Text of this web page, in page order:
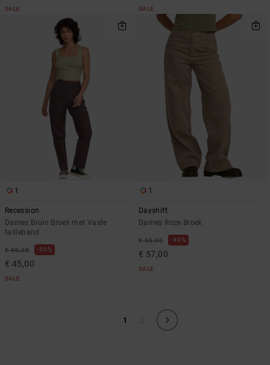
SALE SALE
1
Recession
Dames Bruin Broek met Vaste
tailleband
€ 90,00 50%
€ 45,00
SALE
1
Dayshift
Dames Roze Broek
€ 95,00 40%
€ 57,00
SALE
1